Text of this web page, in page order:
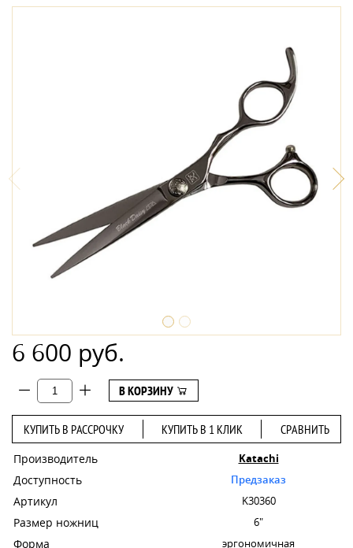
6 600 руб.
В КОРЗИНУ
КУПИТЬ В РАССРОЧКУ КУПИТЬ В 1 КЛИК СРАВНИТЬ
Производитель Katachi
Доступность Предзаказ
Артикул K30360
Размер ножниц 6"
Форма эргономичная